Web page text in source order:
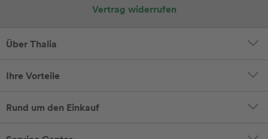
Vertrag widerrufen
Über Thalia
Ihre Vorteile
Rund um den Einkauf